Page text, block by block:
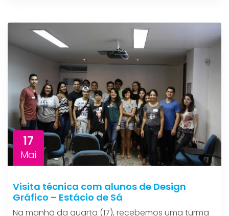
17
Mai
Visita técnica com alunos de Design
Gráfico – Estácio de Sá
Na manhã da quarta (17), recebemos uma turma